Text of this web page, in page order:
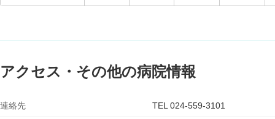
アクセス・その他の病院情報
連絡先 TEL 024-559-3101